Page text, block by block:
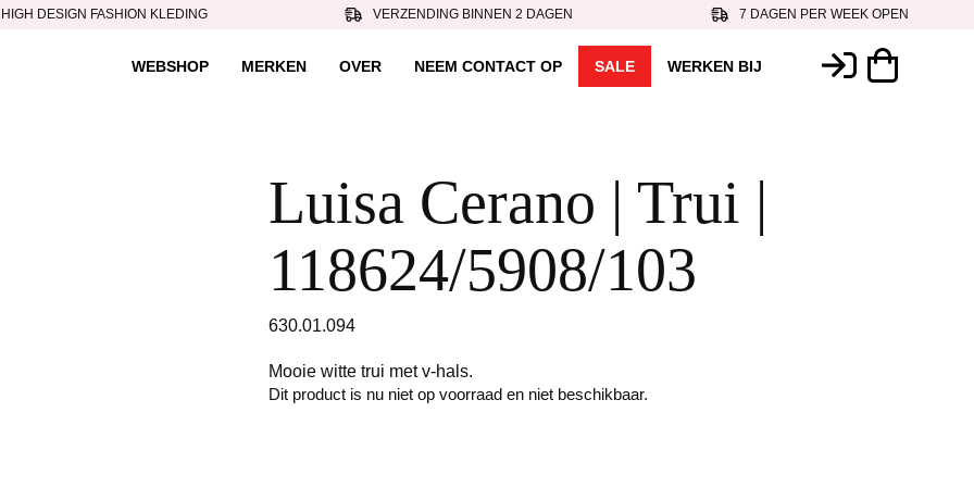
HIGH DESIGN FASHION KLEDING VERZENDING BINNEN 2 DAGEN 7 DAGEN PER WEEK OPEN
WEBSHOP MERKEN OVER NEEM CONTACT OP SALE WERKEN BIJ
Luisa Cerano | Trui |
118624/5908/103
630.01.094
Mooie witte trui met v-hals.
Dit product is nu niet op voorraad en niet beschikbaar.